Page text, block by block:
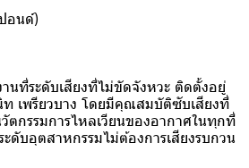
อนด์)
นที่ระดับเสียงที่ไม่ขัดจังหวะ ติดตั้งอยู่
เพรียวบาง โดยมีคุณสมบัติซับเสียงที่
ตกรรมการไหลเวียนของอากาศในทุกที่
ดับอุตสาหกรรมไม่ต้องการเสียงรบกวน